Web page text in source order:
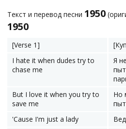
Текст и перевод песни 1950
1950
[Verse 1]
I hate it when dudes try to
chase me
Я
But I love it when you try to
save me
Но
'Cause I'm just a lady